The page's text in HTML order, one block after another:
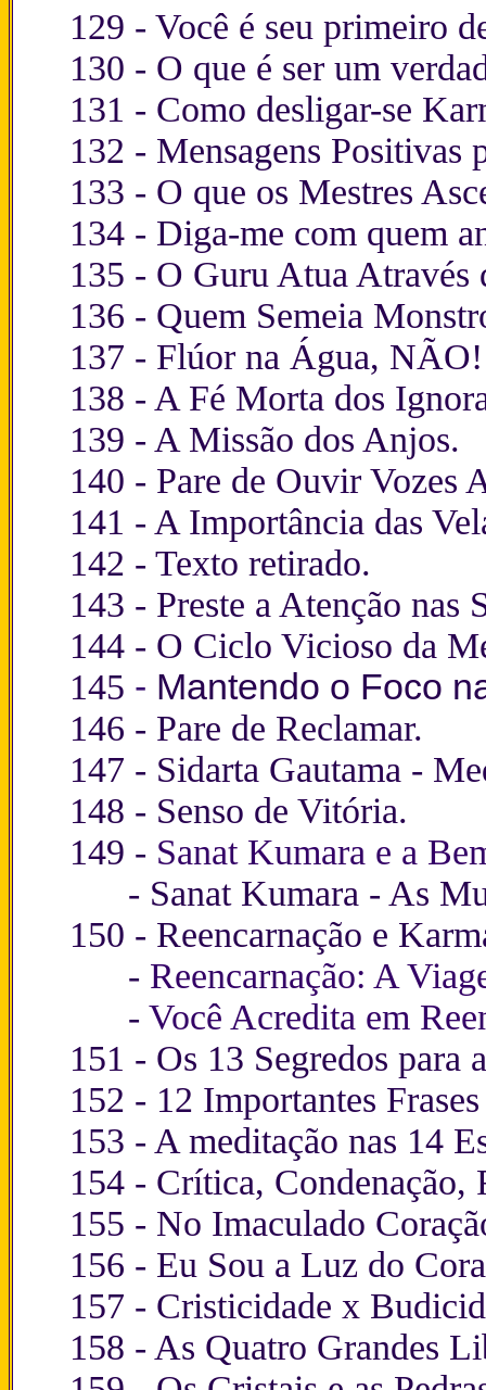
129 - Você é seu primeiro
130 - O que é ser um
131 - Como desligar-se
132 - Mensagens Positivas
133 - O que os Mestres
134 - Diga-me com quem
135 - O Guru Atua Através
136 - Quem Semeia
137 - Flúor na Água,
138 - A Fé Morta dos
139 - A Missão dos Anjos.
140 - Pare de Ouvir Vozes
141 - A Importância das
142 - Texto retirado.
143 - Preste a Atenção nas
144 - O Ciclo Vicioso da
145 - Mantendo o Foco
146 - Pare de Reclamar.
147 - Sidarta Gautama -
148 - Senso de Vitória.
149 - Sanat Kumara e a
- Sanat Kumara - As
150 - Reencarnação e
- Reencarnação: A
- Você Acredita em
151 - Os 13 Segredos para
152 - 12 Importantes
153 - A meditação nas 14
154 - Crítica, Condenação,
155 - No Imaculado
156 - Eu Sou a Luz do
157 - Cristicidade x
158 - As Quatro Grandes